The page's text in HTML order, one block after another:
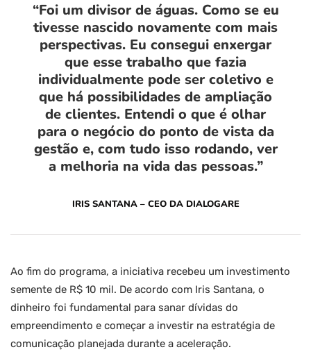
“Foi um divisor de águas. Como se eu
tivesse nascido novamente com mais
perspectivas. Eu consegui enxergar
que esse trabalho que fazia
individualmente pode ser coletivo e
que há possibilidades de ampliação
de clientes. Entendi o que é olhar
para o negócio do ponto de vista da
gestão e, com tudo isso rodando, ver
a melhoria na vida das pessoas.”
IRIS SANTANA – CEO DA DIALOGARE
Ao fim do programa, a iniciativa recebeu um investimento
semente de R$ 10 mil. De acordo com Iris Santana, o
dinheiro foi fundamental para sanar dívidas do
empreendimento e começar a investir na estratégia de
comunicação planejada durante a aceleração.